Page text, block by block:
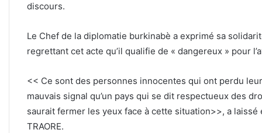
discours.
Le Chef de la diplomatie burkinabè a exprimé sa
regrettant cet acte qu’il qualifie de « dangereux » pour
<< Ce sont des personnes innocentes qui ont perdu
mauvais signal qu’un pays qui se dit respectueux des
saurait fermer les yeux face à cette situation>>, a laissé
TRAORE.